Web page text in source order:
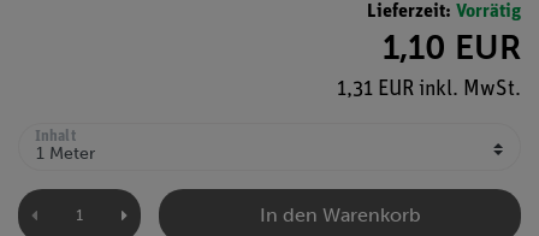
Lieferzeit: Vorrätig
1,10 EUR
1,31 EUR inkl. MwSt.
Inhalt
In den Warenkorb